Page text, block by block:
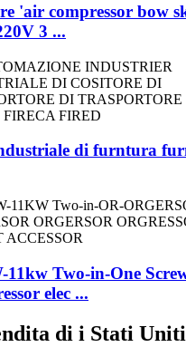
'air compressor bow
3 ...
di furntura
11kw Two-in-One
elec ...
di i Stati Uniti